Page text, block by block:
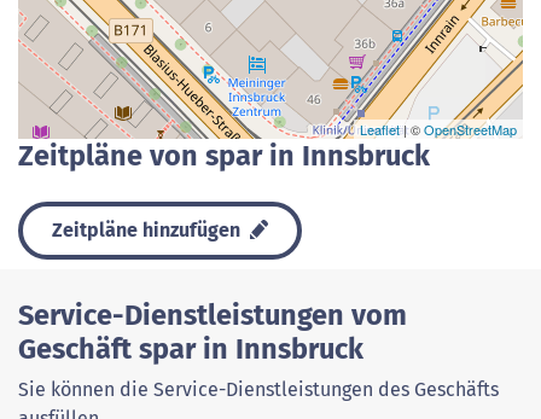
Leaflet| ©OpenStreetMap
Zeitpläne von spar in Innsbruck
Zeitpläne hinzufügen
Service-Dienstleistungen vom
Geschäft spar in Innsbruck
Sie können die Service-Dienstleistungen des Geschäfts